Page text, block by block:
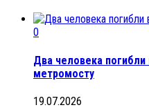
0
Два человека
метромосту
19.07.2026